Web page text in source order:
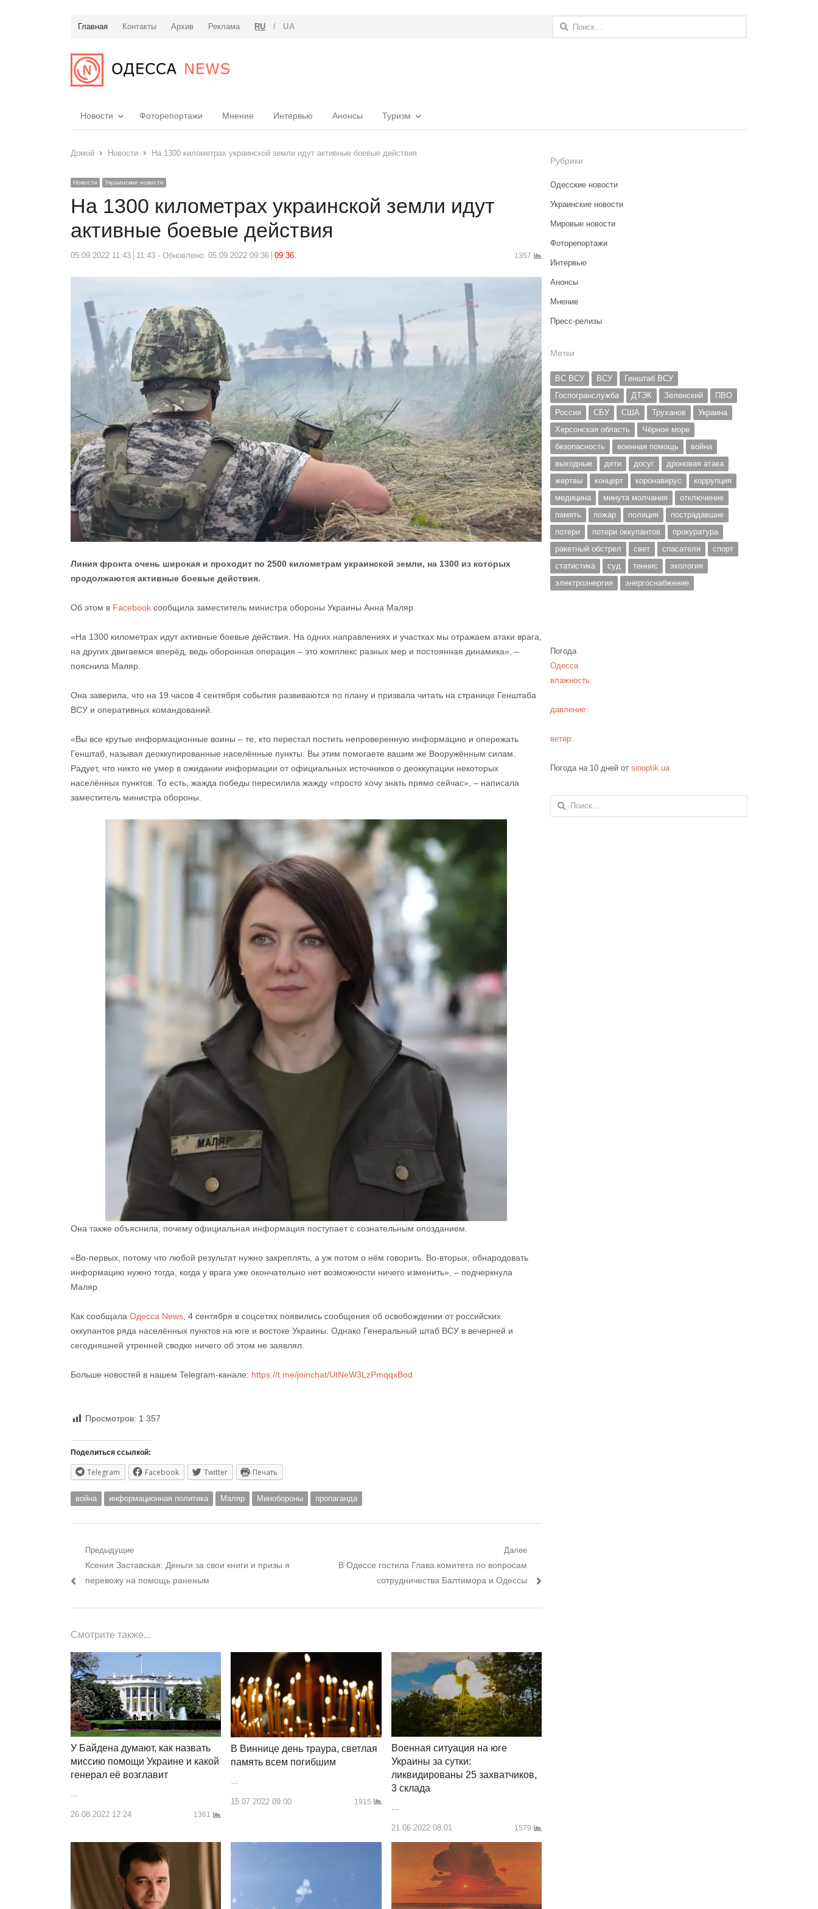
Главная Контакты Архив Реклама RU / UA Найти:
Новости Фоторепортажи Мнение Интервью Анонсы Туризм
Домой Новости На 1300 километрах украинской земли идут активные боевые действия
Новости Украинские новости
На 1300 километрах украинской земли идут
активные боевые действия
05.09.2022 11:43 11:43 Обновлено: 05.09.2022 09:36 09:36 1357
Линия фронта очень широкая и проходит по 2500 километрам украинской земли, на 1300 из которых
продолжаются активные боевые действия.
Об этом в Facebook сообщила заместитель министра обороны Украины Анна Маляр.
«На 1300 километрах идут активные боевые действия. На одних направлениях и участках мы отражаем атаки врага,
на других двигаемся вперёд, ведь оборонная операция – это комплекс разных мер и постоянная динамика», –
пояснила Маляр.
Она заверила, что на 19 часов 4 сентября события развиваются по плану и призвала читать на странице Генштаба
ВСУ и оперативных командований.
«Вы все крутые информационные воины – те, кто перестал постить непроверенную информацию и опережать
Генштаб, называя деоккупированные населённые пункты. Вы этим помогаете вашим же Вооружённым силам.
Радует, что никто не умер в ожидании информации от официальных источников о деоккупации некоторых
населённых пунктов. То есть, жажда победы пересилила жажду «просто хочу знать прямо сейчас», – написала
заместитель министра обороны.
Она также объяснила, почему официальная информация поступает с сознательным опозданием.
«Во-первых, потому что любой результат нужно закреплять, а уж потом о нём говорить. Во-вторых, обнародовать
информацию нужно тогда, когда у врага уже окончательно нет возможности ничего изменить», – подчеркнула
Маляр.
Как сообщала Одесса News, 4 сентября в соцсетях появились сообщения об освобождении от российских
оккупантов ряда населённых пунктов на юге и востоке Украины. Однако Генеральный штаб ВСУ в вечерней и
сегодняшней утренней сводке ничего об этом не заявлял.
Больше новостей в нашем Telegram-канале: https://t.me/joinchat/UtNeW3LzPmqqxBod
Просмотров: 1 357
Поделиться ссылкой:
Telegram Facebook Twitter Печать
война информационная политика Маляр Минобороны пропаганда
Навигация
по
Предыдущие
Предыдущий
пост:
Ксения Заставская: Деньги за свои книги и призы я
перевожу на помощь раненым
Далее
Следующий
В Одессе гостила Глава комитета по вопросам
сотрудничества Балтимора и Одессы
Смотрите также...
У Байдена думают, как назвать
миссию помощи Украине и какой
генерал её возглавит
…
26.08.2022 12:24 1361
В Виннице день траура, светлая
память всем погибшим
15.07.2022 09:00 1915
Военная ситуация на юге
Украины за сутки:
ликвидированы 25 захватчиков,
3 склада
…
21.06.2022 08:01 1579
Рубрики
Одесские новости
Украинские новости
Мировые новости
Фоторепортажи
Интервью
Анонсы
Мнение
Пресс-релизы
Метки
ВС ВСУ ВСУ
Генштаб ВСУ
Госпогранслужба
ДТЭК Зеленский
ПВО
Россия
СБУ США Труханов
Украина
Херсонская область
Чёрное море
безопасность
военная помощь
война
выходные
дети досуг
дроновая атака
жертвы
концерт коронавирус
коррупция
медицина
минута молчания
отключение
память
пожар полиция
пострадавшие
потери
потери оккупантов
прокуратура
ракетный обстрел
свет спасатели
спорт
статистика
суд теннис
экология
электроэнергия
энергоснабжение
Погода
Одесса
влажность:
давление:
ветер:
Погода на 10 дней отsinoptik.ua
Найти: